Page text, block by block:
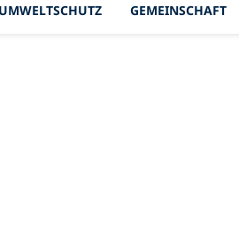
UMWELTSCHUTZ GEMEINSCHAFT